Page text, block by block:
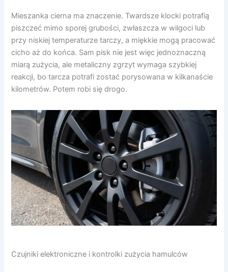
Mieszanka cierna ma znaczenie. Twardsze klocki potrafią
piszczeć mimo sporej grubości, zwłaszcza w wilgoci lub
przy niskiej temperaturze tarczy, a miękkie mogą pracować
cicho aż do końca. Sam pisk nie jest więc jednoznaczną
miarą zużycia, ale metaliczny zgrzyt wymaga szybkiej
reakcji, bo tarcza potrafi zostać porysowana w kilkanaście
kilometrów. Potem robi się drogo.
Czujniki elektroniczne i kontrolki zużycia hamulców